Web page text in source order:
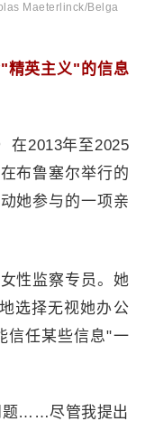
Maeterlinck/Belga
精英主义"的信息
在2013年至2025
布鲁塞尔举行的
她参与的一项亲
性监察专员。她
选择无视她办公
信任某些信息"一
题……尽管我提出